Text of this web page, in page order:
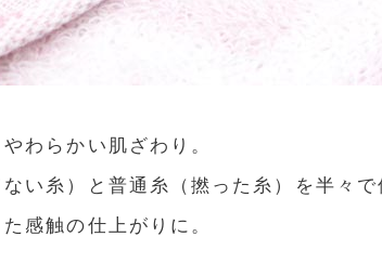
わらかい肌ざわり。
い糸）と普通糸（撚った糸）を半々
感触の仕上がりに。